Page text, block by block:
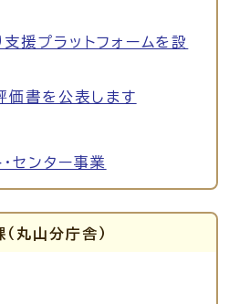
援プラットフォームを設
価書を公表します
・センター事業
丸山分庁舎）